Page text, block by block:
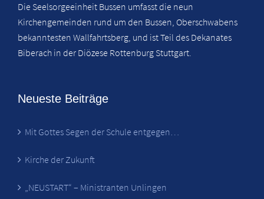
Die Seelsorgeeinheit Bussen umfasst die neun
Kirchengemeinden rund um den Bussen, Oberschwabens
bekanntesten Wallfahrtsberg, und ist Teil des Dekanates
Biberach in der Diözese Rottenburg Stuttgart.
Neueste Beiträge
Mit Gottes Segen der Schule entgegen…
Kirche der Zukunft
„NEUSTART“ – Ministranten Unlingen